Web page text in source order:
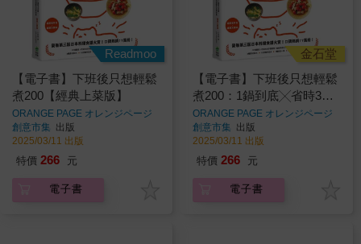
Readmoo
【電子書】下班後只想輕鬆
煮200【經典上菜版】
ORANGE PAGE オレンジページ
著
創意市集 出版
2025/03/11 出版
特價 266 元
電子書
金石堂
【電子書】下班後只想輕鬆
煮200：1鍋到底╳省時3步
驟，22位人氣料理家的日常
好食
ORANGE PAGE オレンジページ
著
創意市集 出版
2025/03/11 出版
特價 266 元
電子書